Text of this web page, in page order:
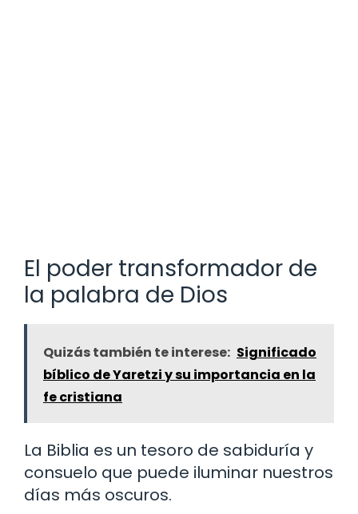
El poder transformador de
la palabra de Dios
Quizás también te interese: Significado
bíblico de Yaretzi y su importancia en la
fe cristiana
La Biblia es un tesoro de sabiduría y
consuelo que puede iluminar nuestros
días más oscuros.